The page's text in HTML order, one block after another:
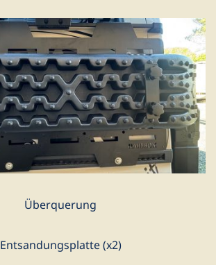
Überquerung
Entsandungsplatte (x2)